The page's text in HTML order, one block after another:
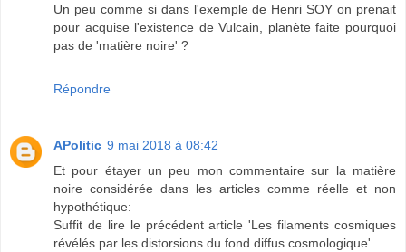
Un peu comme si dans l'exemple de Henri SOY on prenait
pour acquise l'existence de Vulcain, planète faite pourquoi
pas de 'matière noire' ?
Répondre
APolitic 9 mai 2018 à 08:42
Et pour étayer un peu mon commentaire sur la matière
noire considérée dans les articles comme réelle et non
hypothétique:
Suffit de lire le précédent article 'Les filaments cosmiques
révélés par les distorsions du fond diffus cosmologique'